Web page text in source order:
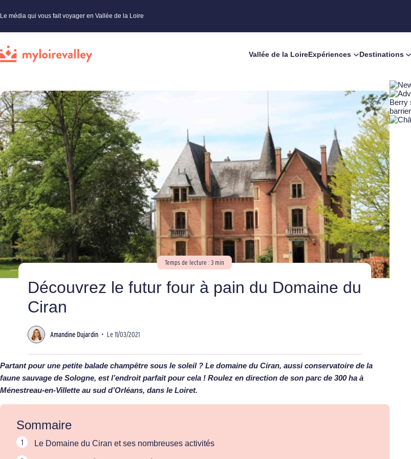
Le média qui vous fait voyager en Vallée de la Loire
Vallée de la LoireExpériences Destinations
Temps de lecture : 3 min
Découvrez le futur four à pain du Domaine du
Ciran
Amandine Dujardin • Le 11/03/2021
Partant pour une petite balade champêtre sous le soleil ? Le domaine du Ciran, aussi conservatoire de la
faune sauvage de Sologne, est l’endroit parfait pour cela ! Roulez en direction de son parc de 300 ha à
Ménestreau-en-Villette au sud d’Orléans, dans le Loiret.
Sommaire
Le Domaine du Ciran et ses nombreuses activités